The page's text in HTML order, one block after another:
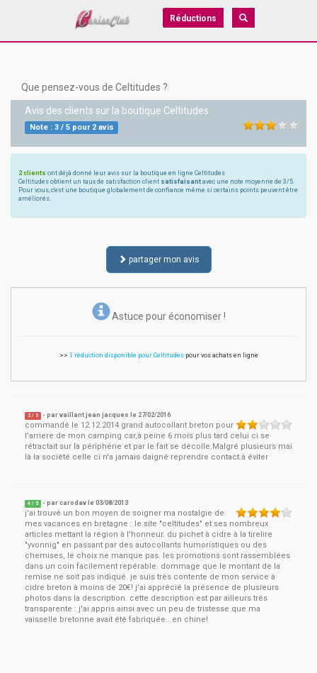
Réductions
Que pensez-vous de Celtitudes ?
Avis des clients sur la boutique Celtitudes
Note : 3/ 5pour 2avis
2 clients ont déjà donné leur avis sur la boutique en ligne Celtitudes
Celtitudes obtient un taux de satisfaction client satisfaisant avec une note moyenne de 3/5.
Pour vous, c'est une boutique globalement de confiance même si certains points peuvent être
améliorés.
partager mon avis
Astuce pour économiser !
>> 1 réduction disponible pour Celtitudespour vos achats en ligne
2 / 5 - parvaillant jean jacques le 27/02/2016
commandé le 12.12.2014 grand autocollant breton pour
l'arriere de mon camping car,à peine 6 mois plus tard celui ci se
rétractait sur la périphérie et par le fait se décolle.Malgré plusieurs mai
là la société celle ci n'a jamais daigné reprendre contact.à éviter
4 / 5 - parcarodav le03/08/2013
j'ai trouvé un bon moyen de soigner ma nostalgie de
mes vacances en bretagne : le site "celtitudes" et ses nombreux
articles mettant la région à l'honneur. du pichet à cidre à la tirelire
"yvonnig" en passant par des autocollants humoristiques ou des
chemises, le choix ne manque pas. les promotions sont rassemblées
dans un coin facilement repérable. dommage que le montant de la
remise ne soit pas indiqué. je suis très contente de mon service à
cidre breton à moins de 20€! j'ai apprécié la présence de plusieurs
photos dans la description. cette description est par ailleurs très
transparente : j'ai appris ainsi avec un peu de tristesse que ma
vaisselle bretonne avait été fabriquée...en chine!